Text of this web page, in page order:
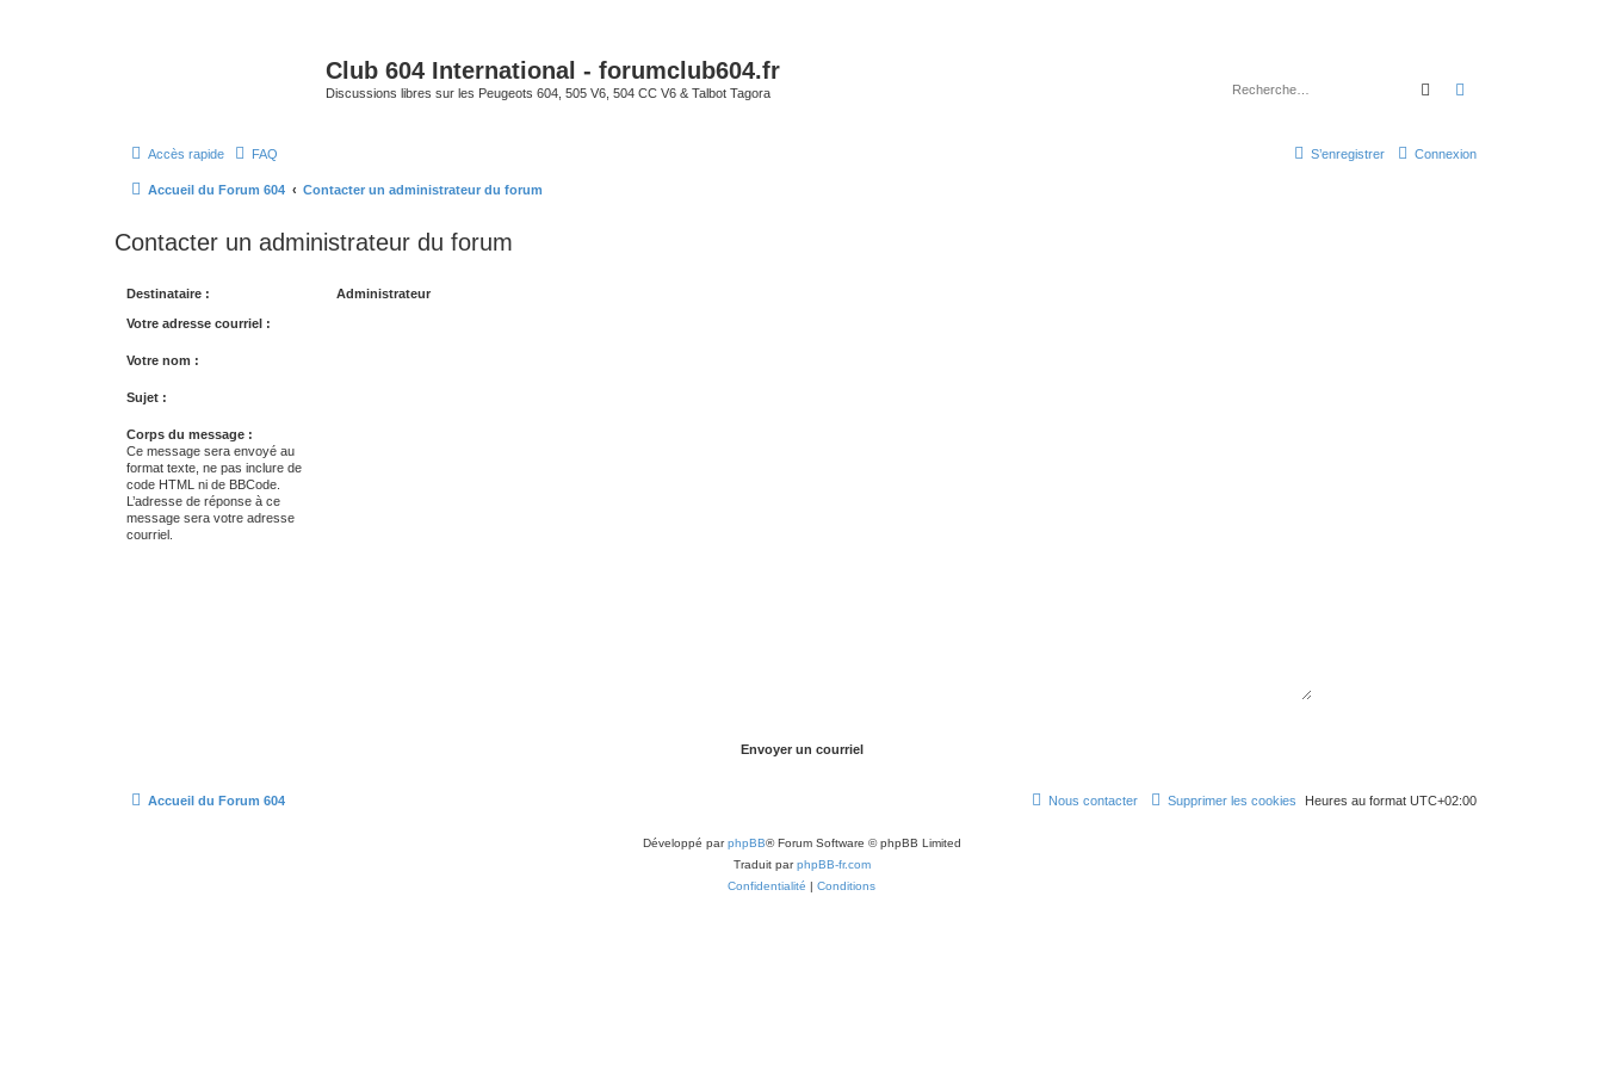
Club 604 International - forumclub604.fr
Discussions libres sur les Peugeots 604, 505 V6, 504 CC V6 & Talbot Tagora Rechercher
Accès rapide FAQ Connexion
S’enregistrer
Accueil du Forum 604 Contacter un administrateur du forum
Contacter un administrateur du forum
Destinataire : Administrateur
Votre adresse courriel :
Votre nom :
Sujet :
Corps du message :
Ce message sera envoyé au
format texte, ne pas inclure de
code HTML ni de BBCode.
L’adresse de réponse à ce
message sera votre adresse
courriel.
Accueil du Forum 604 Heures au format UTC+02:00
Supprimer les cookies
Nous contacter
Développé parphpBB® Forum Software © phpBB Limited
Traduit parphpBB-fr.com
Confidentialité | Conditions